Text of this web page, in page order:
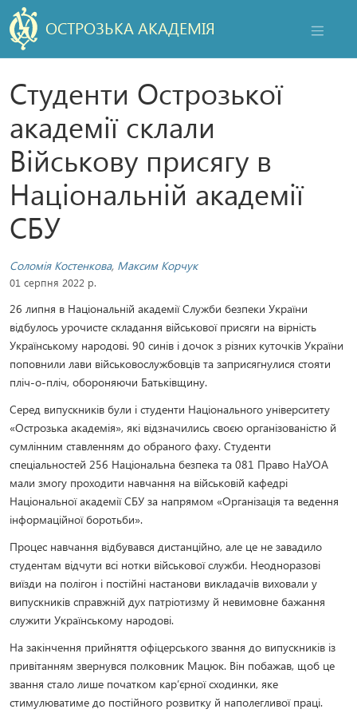
ОСТРОЗЬКА АКАДЕМІЯ
Студенти Острозької
академії склали
Військову присягу в
Національній академії
СБУ
Соломія Костенкова, Максим Корчук
01 серпня 2022 р.
26 липня в Національній академії Служби безпеки України
відбулось урочисте складання військової присяги на вірність
Українському народові. 90 синів і дочок з різних куточків України
поповнили лави військовослужбовців та заприсягнулися стояти
пліч-о-пліч, обороняючи Батьківщину.
Серед випускників були і студенти Національного університету
«Острозька академія», які відзначились своєю організованістю й
сумлінним ставленням до обраного фаху. Студенти
спеціальностей 256 Національна безпека та 081 Право НаУОА
мали змогу проходити навчання на військовій кафедрі
Національної академії СБУ за напрямом «Організація та ведення
інформаційної боротьби».
Процес навчання відбувався дистанційно, але це не завадило
студентам відчути всі нотки військової служби. Неодноразові
виїзди на полігон і постійні настанови викладачів виховали у
випускників справжній дух патріотизму й невимовне бажання
служити Українському народові.
На закінчення прийняття офіцерського звання до випускників із
привітанням звернувся полковник Мацюк. Він побажав, щоб це
звання стало лише початком кар’єрної сходинки, яке
стимулюватиме до постійного розвитку й наполегливої праці.